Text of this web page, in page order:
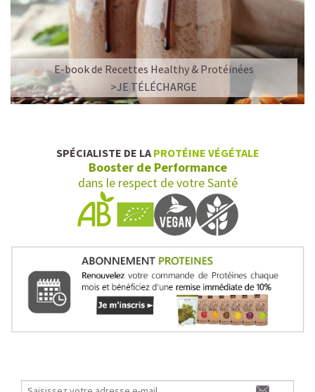
✅ Riche en protéines végétales de qualité
✅ Allient goût, texture et bienfaits nutritionnels
✅ Faible en calories, mais riche en goût
✅ Une énergie stable (pas de pic glycémique)
bien-être !
Faites-vous du bien à chaque gorgée et découvrez la
boisson qui correspond à votre envie du jour.
E-book de Recettes Healthy & Protéinées
>JE TÉLÉCHARGE
SPÉCIALISTE DE LA PROTÉINE VÉGÉTALE
Booster de Performance
dans le respect de votre Santé